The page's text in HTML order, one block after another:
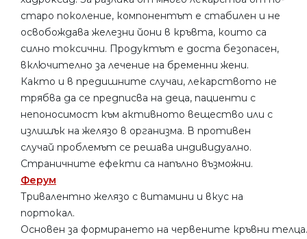
старо поколение, компонентът е стабилен и не
освобождава железни йони в кръвта, които са
силно токсични. Продуктът е доста безопасен,
включително за лечение на бременни жени.
Както и в предишните случаи, лекарството не
трябва да се предписва на деца, пациенти с
непоносимост към активното вещество или с
излишък на желязо в организма. В противен
случай проблемът се решава индивидуално.
Страничните ефекти са напълно възможни.
Ферум
Тривалентно желязо с витамини и вкус на
портокал.
Основен за формирането на червените кръвни